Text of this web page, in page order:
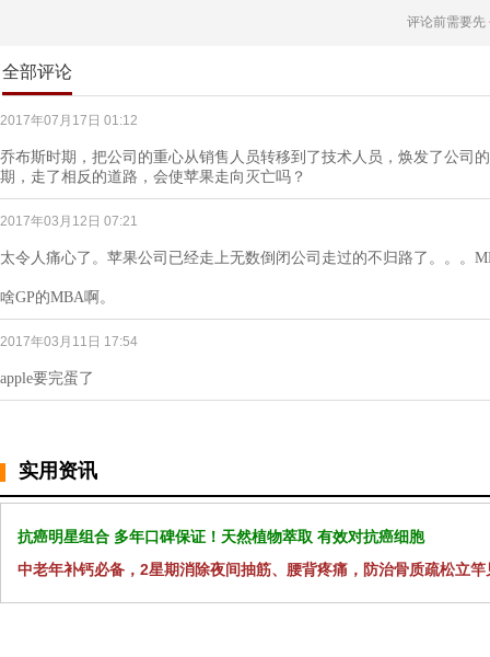
评论前需要先
全部评论
2017年07月17日 01:12
乔布斯时期，把公司的重心从销售人员转移到了技术人员，焕发了公司
期，走了相反的道路，会使苹果走向灭亡吗？
2017年03月12日 07:21
太令人痛心了。苹果公司已经走上无数倒闭公司走过的不归路了。。。
啥GP的MBA啊。
2017年03月11日 17:54
apple要完蛋了
实用资讯
抗癌明星组合 多年口碑保证！天然植物萃取 有效对抗癌细胞
中老年补钙必备，2星期消除夜间抽筋、腰背疼痛，防治骨质疏松立竿